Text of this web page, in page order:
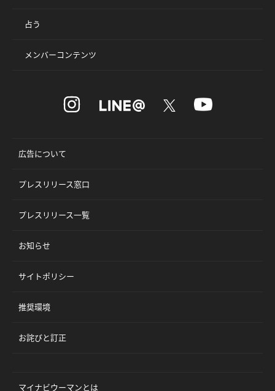
占う
メンバーコンテンツ
広告について
プレスリリース窓口
プレスリリース一覧
お知らせ
サイトポリシー
推奨環境
お詫びと訂正
マイナビウーマンとは